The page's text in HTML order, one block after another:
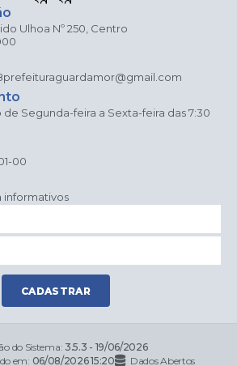
Ulhoa Nº 250, Centro
prefeituraguardamor@gmail.com
Segunda-feira a Sexta-feira das 7:30
00
informativos
CADASTRAR
do Sistema: 3.5.3 - 19/06/2026
em: 06/08/2026 15:20 Dados Abertos